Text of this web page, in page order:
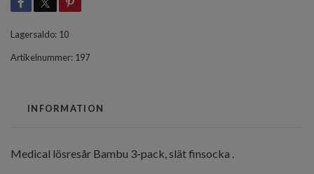
Lagersaldo: 10
Artikelnummer: 197
INFORMATION
Medical lösresår Bambu 3-pack, slät finsocka .